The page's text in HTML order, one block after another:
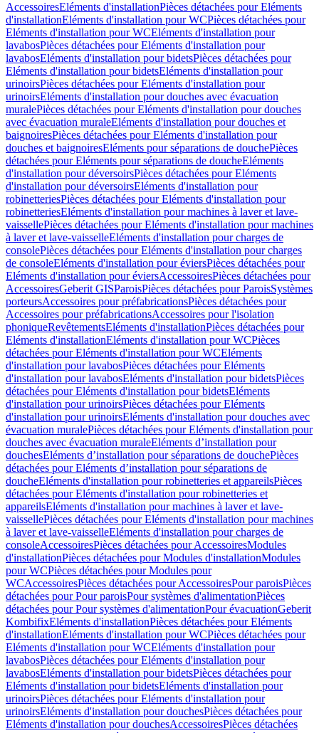
AccessoiresEléments d'installationPièces détachées pour Eléments
d'installationEléments d'installation pour WCPièces détachées pour
Eléments d'installation pour WCEléments d'installation pour
lavabosPièces détachées pour Eléments d'installation pour
lavabosEléments d'installation pour bidetsPièces détachées pour
Eléments d'installation pour bidetsEléments d'installation pour
urinoirsPièces détachées pour Eléments d'installation pour
urinoirsEléments d'installation pour douches avec évacuation
muralePièces détachées pour Eléments d'installation pour douches
avec évacuation muraleEléments d'installation pour douches et
baignoiresPièces détachées pour Eléments d'installation pour
douches et baignoiresEléments pour séparations de douchePièces
détachées pour Eléments pour séparations de doucheEléments
d'installation pour déversoirsPièces détachées pour Eléments
d'installation pour déversoirsEléments d'installation pour
robinetteriesPièces détachées pour Eléments d'installation pour
robinetteriesEléments d'installation pour machines à laver et lave-
vaissellePièces détachées pour Eléments d'installation pour machines
à laver et lave-vaisselleEléments d'installation pour charges de
consolePièces détachées pour Eléments d'installation pour charges
de consoleEléments d'installation pour éviersPièces détachées pour
Eléments d'installation pour éviersAccessoiresPièces détachées pour
AccessoiresGeberit GISParoisPièces détachées pour ParoisSystèmes
porteursAccessoires pour préfabricationsPièces détachées pour
Accessoires pour préfabricationsAccessoires pour l'isolation
phoniqueRevêtementsEléments d'installationPièces détachées pour
Eléments d'installationEléments d'installation pour WCPièces
détachées pour Eléments d'installation pour WCEléments
d'installation pour lavabosPièces détachées pour Eléments
d'installation pour lavabosEléments d'installation pour bidetsPièces
détachées pour Eléments d'installation pour bidetsEléments
d'installation pour urinoirsPièces détachées pour Eléments
d'installation pour urinoirsEléments d'installation pour douches avec
évacuation muralePièces détachées pour Eléments d'installation pour
douches avec évacuation muraleEléments d’installation pour
douchesEléments d’installation pour séparations de douchePièces
détachées pour Eléments d’installation pour séparations de
doucheEléments d'installation pour robinetteries et appareilsPièces
détachées pour Eléments d'installation pour robinetteries et
appareilsEléments d'installation pour machines à laver et lave-
vaissellePièces détachées pour Eléments d'installation pour machines
à laver et lave-vaisselleEléments d'installation pour charges de
consoleAccessoiresPièces détachées pour AccessoiresModules
d'installationPièces détachées pour Modules d'installationModules
pour WCPièces détachées pour Modules pour
WCAccessoiresPièces détachées pour AccessoiresPour paroisPièces
détachées pour Pour paroisPour systèmes d'alimentationPièces
détachées pour Pour systèmes d'alimentationPour évacuationGeberit
KombifixEléments d'installationPièces détachées pour Eléments
d'installationEléments d'installation pour WCPièces détachées pour
Eléments d'installation pour WCEléments d'installation pour
lavabosPièces détachées pour Eléments d'installation pour
lavabosEléments d'installation pour bidetsPièces détachées pour
Eléments d'installation pour bidetsEléments d'installation pour
urinoirsPièces détachées pour Eléments d'installation pour
urinoirsEléments d'installation pour douchesPièces détachées pour
Eléments d'installation pour douchesAccessoiresPièces détachées